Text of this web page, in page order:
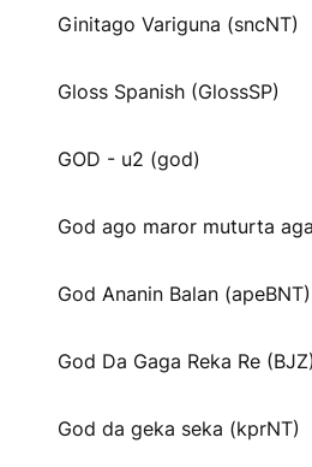
Ginitago Variguna (sncNT)
Gloss Spanish (GlossSP)
GOD - u2 (god)
God ago maror muturta
God Ananin Balan (apeBNT)
God Da Gaga Reka Re (BJZ)
God da geka seka (kprNT)